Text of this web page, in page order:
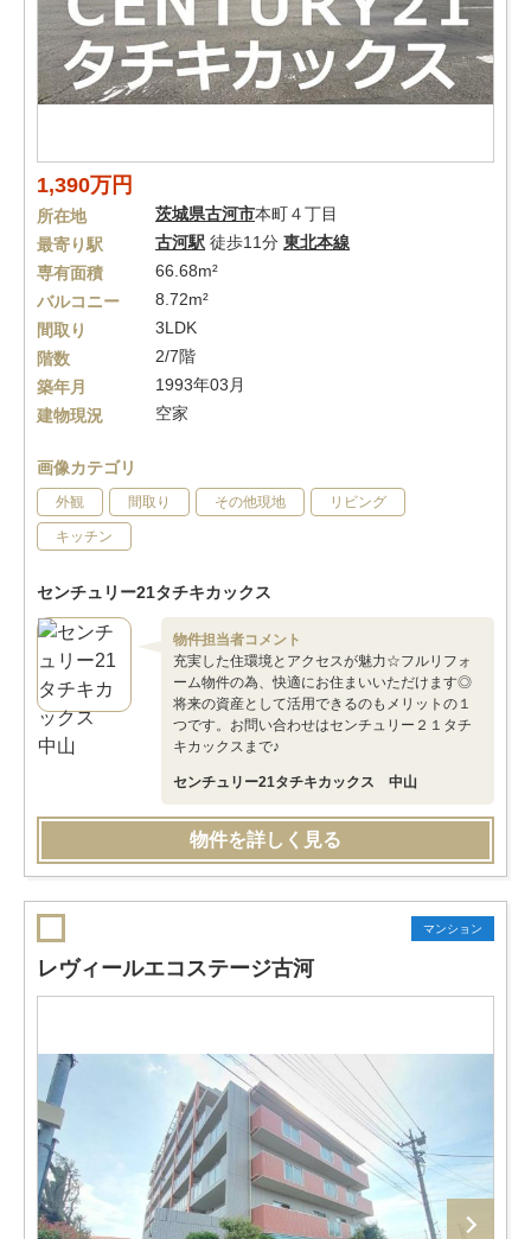
1,390万円
所在地 茨城県古河市本町４丁目
最寄り駅
古河駅 徒歩11分 東北本線
専有面積
66.68m²
バルコニー
8.72m²
間取り
3LDK
階数
2/7階
築年月
1993年03月
建物現況
空家
画像カテゴリ
外観 間取り その他現地 リビング
キッチン
センチュリー21タチキカックス
物件担当者コメント
充実した住環境とアクセスが魅力☆フルリフォ
ーム物件の為、快適にお住まいいただけます◎
将来の資産として活用できるのもメリットの１
つです。お問い合わせはセンチュリー２１タチ
キカックスまで♪
センチュリー21タチキカックス 中山
物件を詳しく見る
マンション
レヴィールエコステージ古河